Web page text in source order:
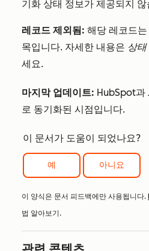
기화 상태 정보가 제공되지
레코드 제외됨: 해당 레코드
목입니다. 자세한 내용은 상태
세요.
마지막 업데이트: HubSpot과
로 동기화된 시점입니다.
이 문서가 도움이 되었나요?
예 아니요
이 양식은 문서 피드백에만 사용됩니다.
법 알아보기.